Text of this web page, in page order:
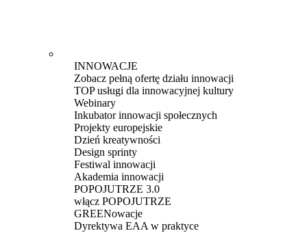
INNOWACJE
Zobacz pełną ofertę działu innowacji
TOP usługi dla innowacyjnej kultury
Webinary
Inkubator innowacji społecznych
Projekty europejskie
Dzień kreatywności
Design sprinty
Festiwal innowacji
Akademia innowacji
POPOJUTRZE 3.0
włącz POPOJUTRZE
GREENowacje
Dyrektywa EAA w praktyce